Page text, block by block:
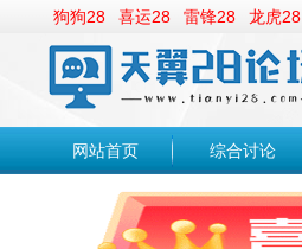
狗狗28 喜运28 雷锋28 龙虎28
网站首页 综合讨论